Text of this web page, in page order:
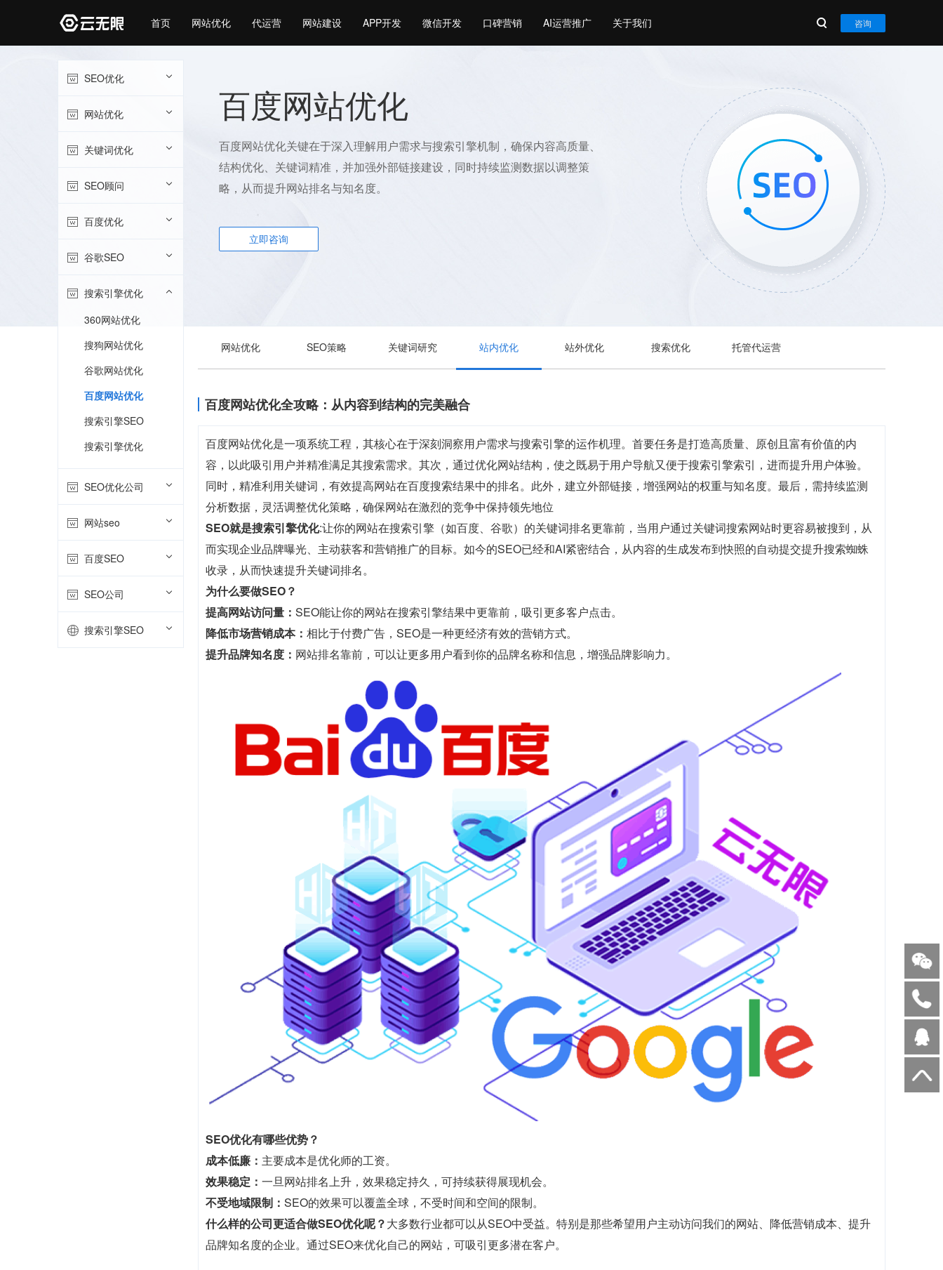
首页 网站优化 代运营 网站建设 APP开发 微信开发 口碑营销 AI运营推广 关于我们 咨询
百度网站优化
百度网站优化关键在于深入理解用户需求与搜索引擎机制，确保内容高质量、
结构优化、关键词精准，并加强外部链接建设，同时持续监测数据以调整策
略，从而提升网站排名与知名度。
立即咨询
SEO优化
网站优化
关键词优化
SEO顾问
百度优化
谷歌SEO
搜索引擎优化
360网站优化
搜狗网站优化
谷歌网站优化
百度网站优化
搜索引擎SEO
搜索引擎优化
SEO优化公司
网站seo
百度SEO
SEO公司
搜索引擎SEO
网站优化 SEO策略 关键词研究 站内优化 站外优化 搜索优化 托管代运营
百度网站优化全攻略：从内容到结构的完美融合
百度网站优化是一项系统工程，其核心在于深刻洞察用户需求与搜索引擎的运作机理。首要任务是打造高质量、原创且富有价值的内
容，以此吸引用户并精准满足其搜索需求。其次，通过优化网站结构，使之既易于用户导航又便于搜索引擎索引，进而提升用户体验。
同时，精准利用关键词，有效提高网站在百度搜索结果中的排名。此外，建立外部链接，增强网站的权重与知名度。最后，需持续监测
分析数据，灵活调整优化策略，确保网站在激烈的竞争中保持领先地位
SEO就是搜索引擎优化:让你的网站在搜索引擎（如百度、谷歌）的关键词排名更靠前，当用户通过关键词搜索网站时更容易被搜到，从
而实现企业品牌曝光、主动获客和营销推广的目标。如今的SEO已经和AI紧密结合，从内容的生成发布到快照的自动提交提升搜索蜘蛛
收录，从而快速提升关键词排名。
为什么要做SEO？
提高网站访问量： SEO能让你的网站在搜索引擎结果中更靠前，吸引更多客户点击。
降低市场营销成本： 相比于付费广告，SEO是一种更经济有效的营销方式。
提升品牌知名度： 网站排名靠前，可以让更多用户看到你的品牌名称和信息，增强品牌影响力。
SEO优化有哪些优势？
成本低廉： 主要成本是优化师的工资。
效果稳定： 一旦网站排名上升，效果稳定持久，可持续获得展现机会。
不受地域限制： SEO的效果可以覆盖全球，不受时间和空间的限制。
什么样的公司更适合做SEO优化呢？大多数行业都可以从SEO中受益。特别是那些希望用户主动访问我们的网站、降低营销成本、提升
品牌知名度的企业。通过SEO来优化自己的网站，可吸引更多潜在客户。